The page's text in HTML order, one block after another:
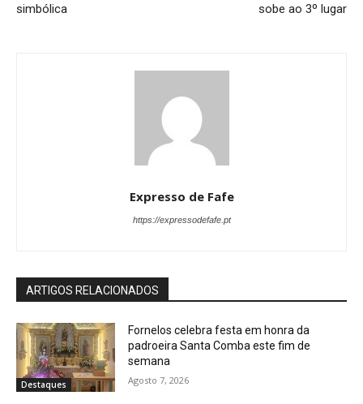
simbólica
sobe ao 3º lugar
Expresso de Fafe
https://expressodefafe.pt
ARTIGOS RELACIONADOS
Destaques
Fornelos celebra festa em honra da
padroeira Santa Comba este fim de
semana
Agosto 7, 2026